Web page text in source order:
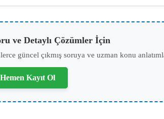
ve Detaylı Çözümler İçin
güncel çıkmış soruya ve uzman konu
Hemen Kayıt Ol